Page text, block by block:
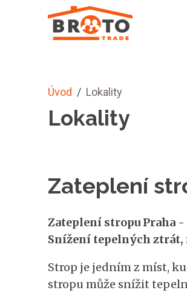
Úvod / Lokality
Lokality
Zateplení
Zateplení stropu Praha
Snížení tepelných ztrát,
Strop je jedním z míst,
stropu může snížit